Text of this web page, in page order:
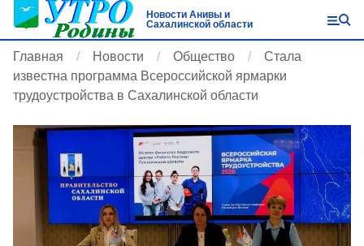
Новости Анивы и
Сахалинской области
Главная Новости Общество
Стала
известна программа Всероссийской ярмарки
трудоустройства в Сахалинской области